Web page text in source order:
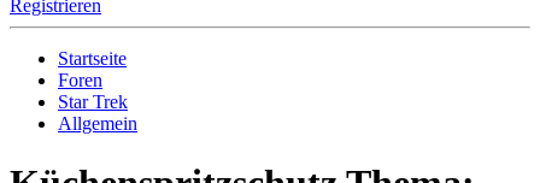
Registrieren
Startseite
Foren
Star Trek
Allgemein